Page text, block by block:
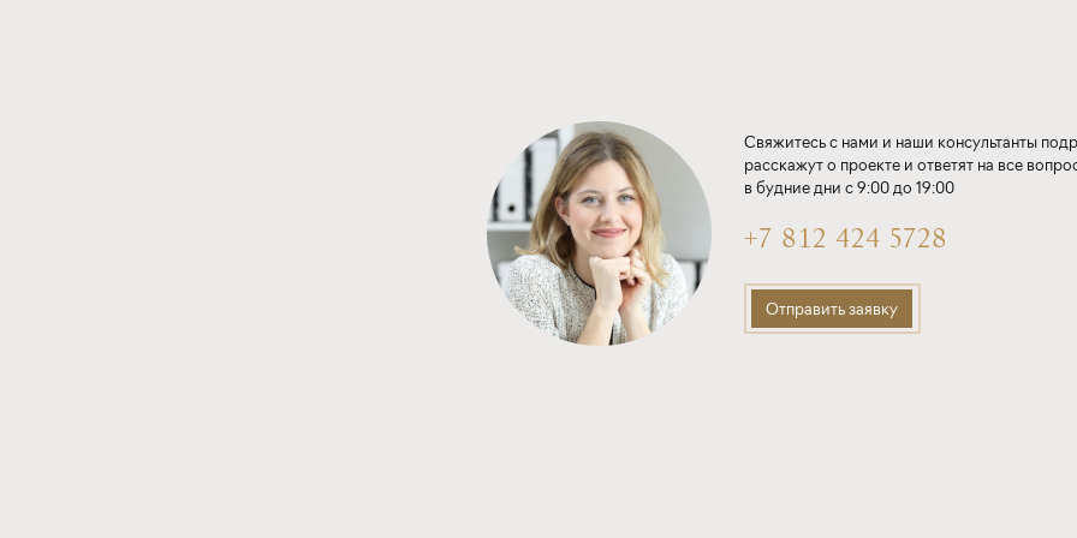
Свяжитесь с нами и наши консультанты
расскажут о проекте и ответят на все
в будние дни с 9:00 до 19:00
+7 812 424 5728
Отправить заявку